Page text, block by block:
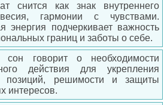
снится как знак внутреннего
гармонии с чувствами.
энергия подчеркивает важность
границ и заботы о себе.
сон говорит о необходимости
действия для укрепления
позиций, решимости и защиты
интересов.